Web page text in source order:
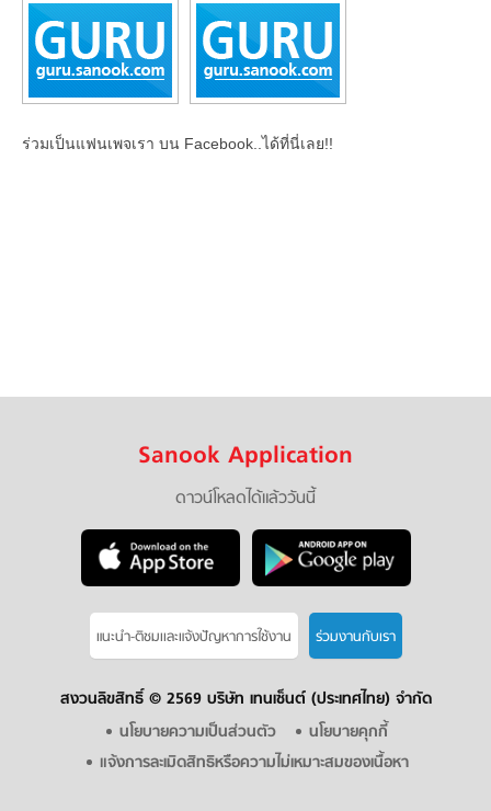
ร่วมเป็นแฟนเพจเรา บน Facebook..ได้ที่นี่เลย!!
Sanook Application
ดาวน์โหลดได้แล้ววันนี้
แนะนำ-ติชมเเละแจ้งปัญหาการใช้งาน ร่วมงานกับเรา
สงวนลิขสิทธิ์ © 2569 บริษัท เทนเซ็นต์ (ประเทศไทย) จำกัด
นโยบายความเป็นส่วนตัว
นโยบายคุกกี้
แจ้งการละเมิดสิทธิหรือความไม่เหมาะสมของเนื้อหา